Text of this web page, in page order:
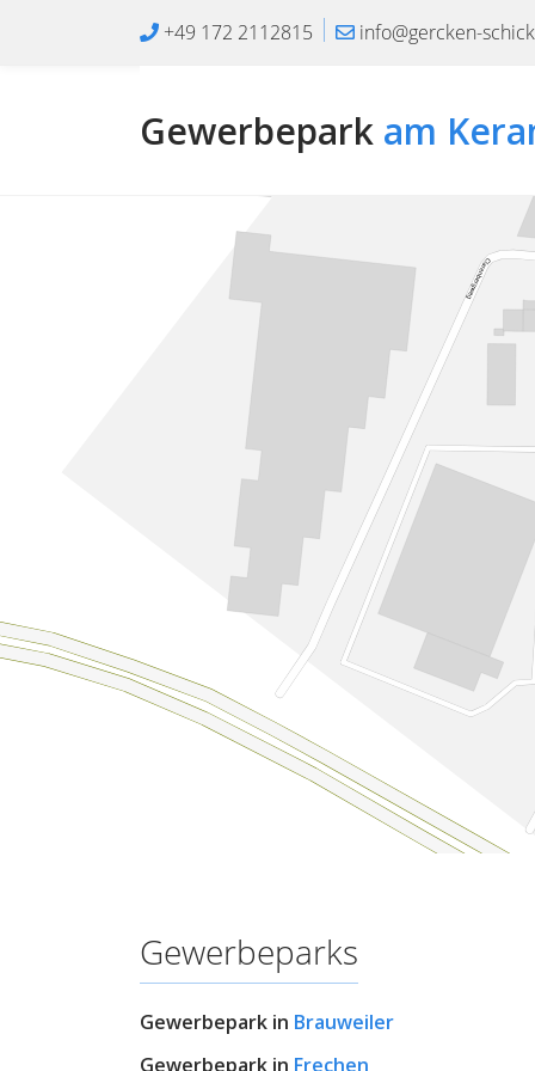
+49 172 2112815 info@gercken-
Gewerbepark am
Gewerbeparks
Gewerbepark in Brauweiler
Gewerbepark in Frechen